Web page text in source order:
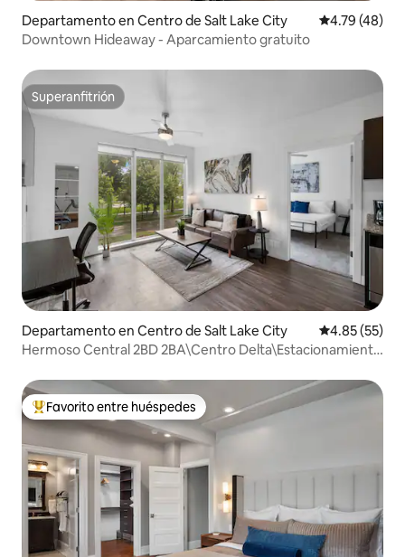
Departamento en Centro de Salt Lake City Calificación
4.79 (48)
Downtown Hideaway - Aparcamiento gratuito
Superanfitrión
Superanfitrión
Departamento en Centro de Salt Lake City Calificación
4.85 (55)
Hermoso Central 2BD 2BA\Centro Delta\Estacionamiento
De los mejores en Favorito entre huéspedes
Favorito entre huéspedes